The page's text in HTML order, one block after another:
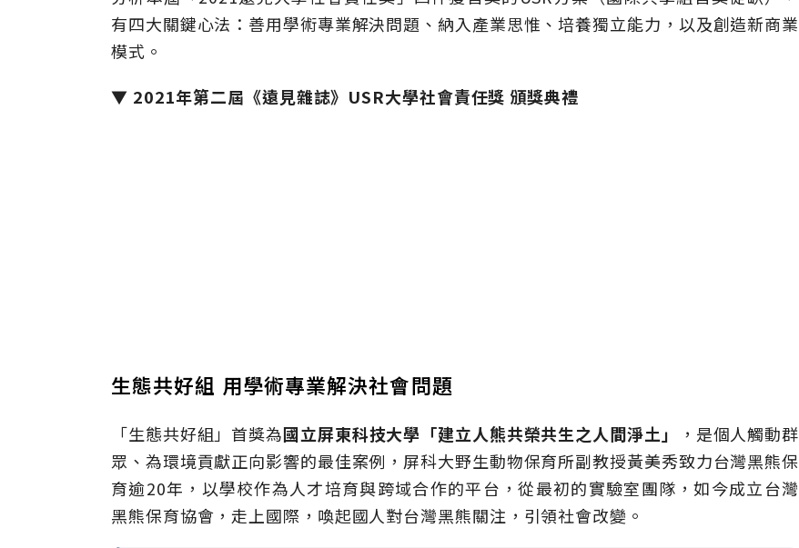
有四大關鍵心法：善用學術專業解決問題、納入產業思惟、培養獨立能力，以及創造新商業
模式。
▼ 2021年第二屆《遠見雜誌》USR大學社會責任獎 頒獎典禮
生態共好組 用學術專業解決社會問題
「生態共好組」首獎為國立屏東科技大學「建立人熊共榮共生之人間淨土」
，是個人觸動群
眾、為環境貢獻正向影響的最佳案例，屏科大野生動物保育所副教授黃美秀致力台灣黑熊保
育逾20年，以學校作為人才培育與跨域合作的平台，從最初的實驗室團隊，如今成立台灣
黑熊保育協會，走上國際，喚起國人對台灣黑熊關注，引領社會改變。